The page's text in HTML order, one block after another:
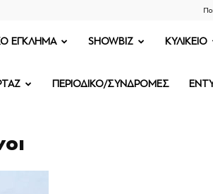
ΕΓΚΛΗΜΑ SHOWBIZ ΚΥΛΙΚΕΙΟ
ΠΕΡΙΟΔΙΚΟ/ΣΥΝΔΡΟΜΕΣ